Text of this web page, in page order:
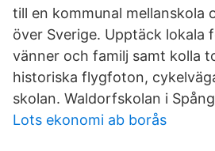
till en kommunal
över Sverige. Upptäck lokala
vänner och familj samt kolla
historiska flygfoton,
skolan. Waldorfskolan i
Lots ekonomi ab borås